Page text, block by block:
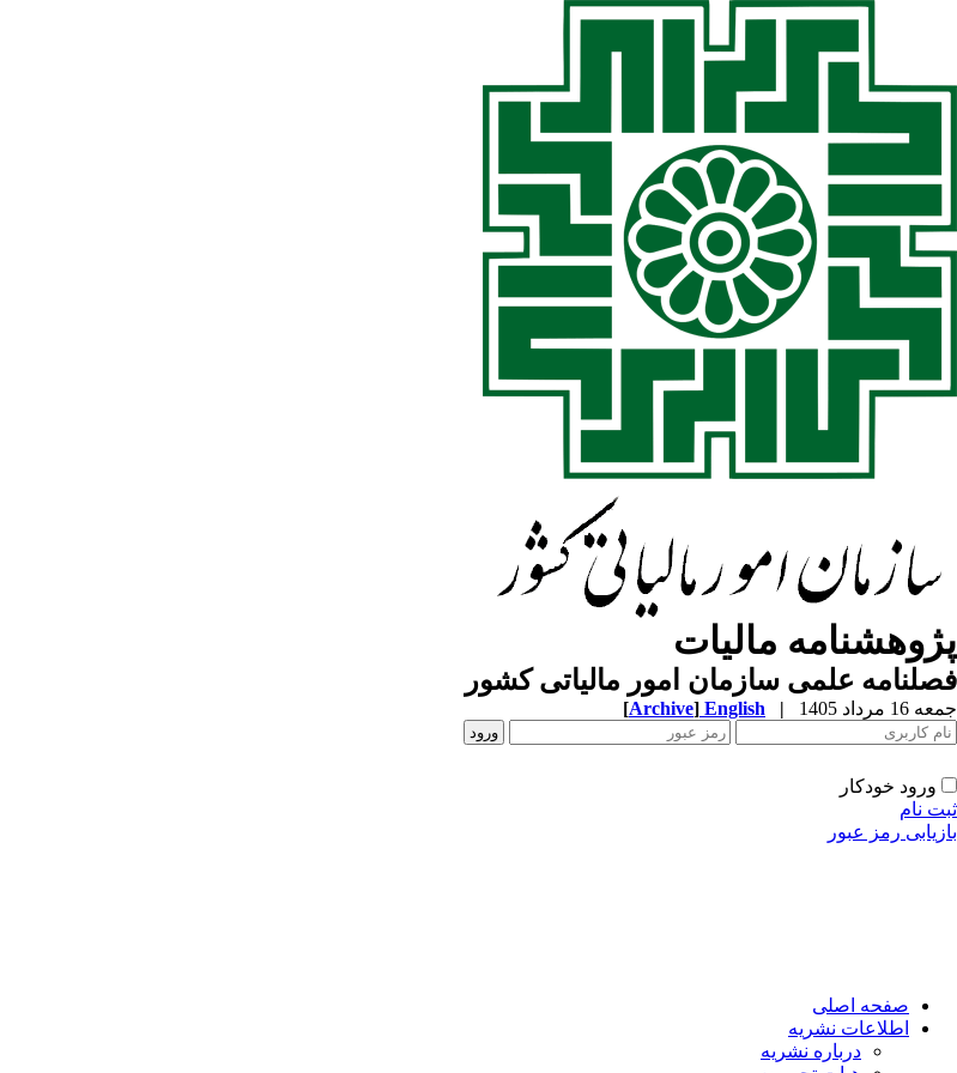
پژوهشنامه مالیات
فصلنامه علمی سازمان امور مالیاتی کشور
جمعه 16 مرداد 1405 |
English
[Archive]
ورود خودکار
ثبت نام
بازیابی رمز عبور
صفحه اصلی
اطلاعات نشریه
درباره نشریه